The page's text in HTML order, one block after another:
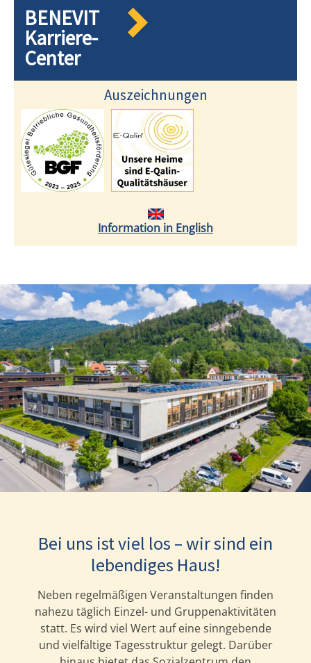
BENEVIT
Karriere-
Center
Auszeichnungen
Information in English
Bei uns ist viel los – wir sind ein
lebendiges Haus!
Neben regelmäßigen Veranstaltungen finden
nahezu täglich Einzel- und Gruppenaktivitäten
statt. Es wird viel Wert auf eine sinngebende
und vielfältige Tagesstruktur gelegt. Darüber